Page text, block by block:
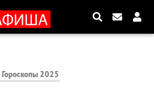
Гороскопы 2025